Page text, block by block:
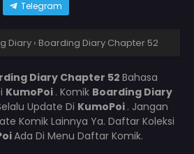
Telegram
Diary › Boarding Diary Chapter 52
Diary Chapter 52 Bahasa
KumoPoi . Komik Boarding Diary
Update Di KumoPoi . Jangan
Komik Lainnya Ya. Daftar Koleksi
Ada Di Menu Daftar Komik.